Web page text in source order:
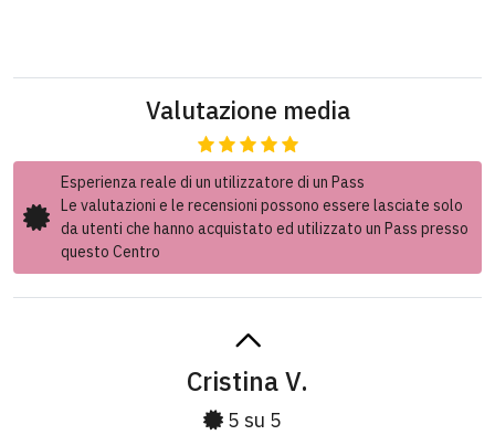
Valutazione media
Esperienza reale di un utilizzatore di un Pass
Le valutazioni e le recensioni possono essere lasciate solo
da utenti che hanno acquistato ed utilizzato un Pass presso
questo Centro
Cristina V.
5 su 5